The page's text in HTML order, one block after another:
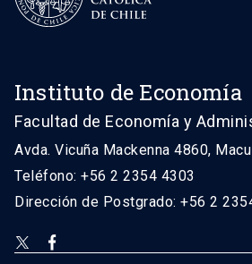
Instituto de Economía
Facultad de Economía y
Avda. Vicuña Mackenna 4860,
Teléfono: +56 2 2354 4303
Dirección de Postgrado: +56 2